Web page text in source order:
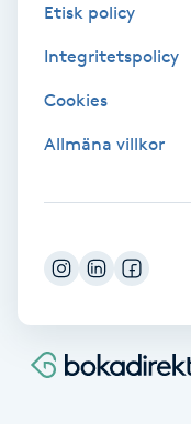
Kostrådgivning
Kroppsinpackning
Käkledsbehandling
Etisk policy
Integritetspolicy
Cookies
Allmäna villkor